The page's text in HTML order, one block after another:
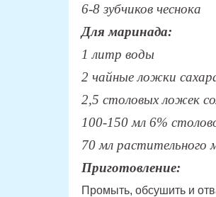
6-8 зубчиков чеснока
Для маринада:
1 литр воды
2 чайные ложки
2,5 столовых ложек
100-150 мл 6%
70 мл растительного
Приготовление:
Промыть, обсушить и